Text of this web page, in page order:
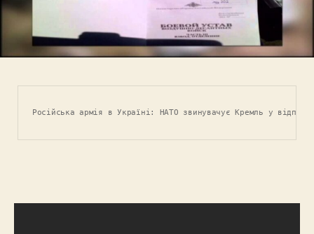
Російська армія в Україні: НАТО звинувачує Кремль у